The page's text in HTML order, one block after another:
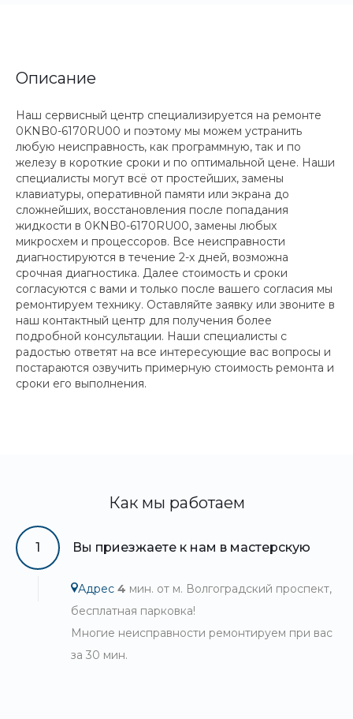
Описание
Наш сервисный центр специализируется на ремонте
0KNB0-6170RU00 и поэтому мы можем устранить
любую неисправность, как программную, так и по
железу в короткие сроки и по оптимальной цене. Наши
специалисты могут всё от простейших, замены
клавиатуры, оперативной памяти или экрана до
сложнейших, восстановления после попадания
жидкости в 0KNB0-6170RU00, замены любых
микросхем и процессоров. Все неисправности
диагностируются в течение 2-х дней, возможна
срочная диагностика. Далее стоимость и сроки
согласуются с вами и только после вашего согласия мы
ремонтируем технику. Оставляйте заявку или звоните в
наш контактный центр для получения более
подробной консультации. Наши специалисты с
радостью ответят на все интересующие вас вопросы и
постараются озвучить примерную стоимость ремонта и
сроки его выполнения.
Как мы работаем
1 Вы приезжаете к нам в мастерскую
Адрес 4 мин. от м. Волгоградский проспект,
бесплатная парковка!
Многие неисправности ремонтируем при вас
за 30 мин.